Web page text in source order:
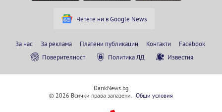
Четете ни в Google News
За нас За реклама Платени публикации Контакти
Facebook
Поверителност
Политика ЛД Известия
DarikNews.bg
© 2026 Всички права запазени. Общи условия